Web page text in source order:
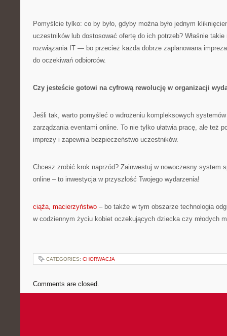
Pomyślcie tylko: co by było, gdyby można było jednym
uczestników lub dostosować ofertę do ich potrzeb? Właśnie
rozwiązania IT — bo przecież każda dobrze zaplanowana
do oczekiwań odbiorców.
Czy jesteście gotowi na cyfrową rewolucję w organizacji
Jeśli tak, warto pomyśleć o wdrożeniu kompleksowych
zarządzania eventami online. To nie tylko ułatwia pracę, ale też
imprezy i zapewnia bezpieczeństwo uczestników.
Chcesz zrobić krok naprzód? Zainwestuj w nowoczesny system
online – to inwestycja w przyszłość Twojego wydarzenia!
ciąża, macierzyństwo – bo także w tym obszarze technologia
w codziennym życiu kobiet oczekujących dziecka czy młodych
CATEGORIES: CHORWACJA
Comments are closed.